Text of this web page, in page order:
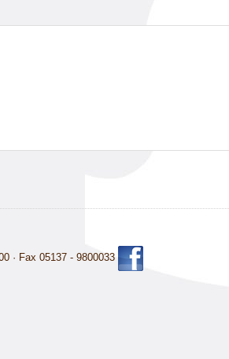
· Fax 05137 - 9800033